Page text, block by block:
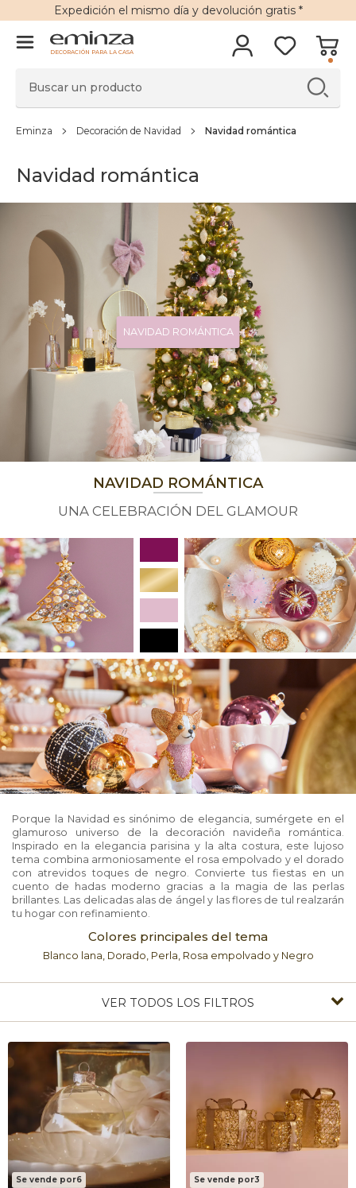
Expedición el mismo día y devolución gratis*
DECORACIÓN PARA LA CASA
Eminza Decoración de Navidad Navidad romántica
Navidad romántica
NAVIDAD ROMÁNTICA
NAVIDAD ROMÁNTICA
UNA CELEBRACIÓN DEL GLAMOUR
Porque la Navidad es sinónimo de elegancia, sumérgete en el
glamuroso universo de la decoración navideña romántica.
Inspirado en la elegancia parisina y la alta costura, este lujoso
tema combina armoniosamente el rosa empolvado y el dorado
con atrevidos toques de negro. Convierte tus fiestas en un
cuento de hadas moderno gracias a la magia de las perlas
brillantes. Las delicadas alas de ángel y las flores de tul realzarán
tu hogar con refinamiento.
Colores principales del tema
Blanco lana, Dorado, Perla, Rosa empolvado y Negro
VER TODOS LOS FILTROS
Se vende por6 Se vende por3